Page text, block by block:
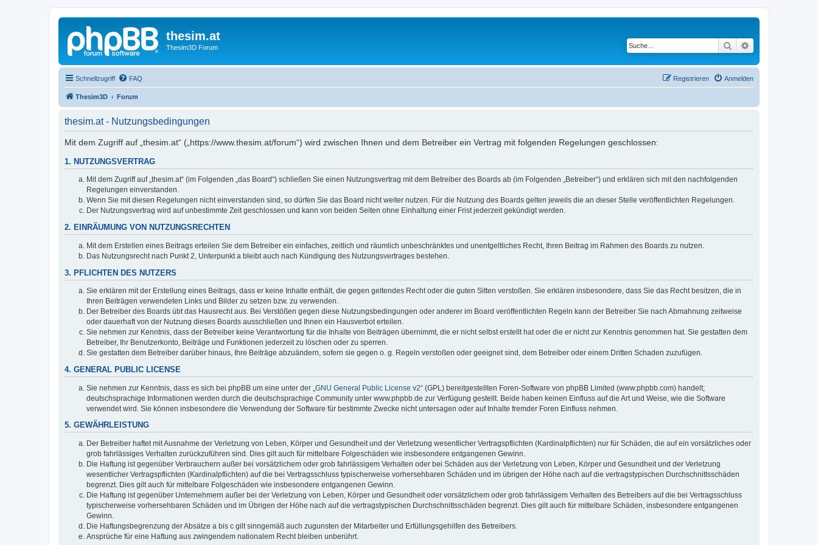
thesim.at
Thesim3D Forum Suche
Schnellzugriff FAQ Anmelden
Registrieren
Thesim3D Forum
thesim.at - Nutzungsbedingungen
Mit dem Zugriff auf „thesim.at“ („https://www.thesim.at/forum“) wird zwischen Ihnen und dem Betreiber ein Vertrag mit folgenden Regelungen geschlossen:
1. NUTZUNGSVERTRAG
Mit dem Zugriff auf „thesim.at“ (im Folgenden „das Board“) schließen Sie einen Nutzungsvertrag mit dem Betreiber des Boards ab (im Folgenden „Betreiber“) und erklären sich mit den nachfolgenden
Regelungen einverstanden.
Wenn Sie mit diesen Regelungen nicht einverstanden sind, so dürfen Sie das Board nicht weiter nutzen. Für die Nutzung des Boards gelten jeweils die an dieser Stelle veröffentlichten Regelungen.
Der Nutzungsvertrag wird auf unbestimmte Zeit geschlossen und kann von beiden Seiten ohne Einhaltung einer Frist jederzeit gekündigt werden.
2. EINRÄUMUNG VON NUTZUNGSRECHTEN
Mit dem Erstellen eines Beitrags erteilen Sie dem Betreiber ein einfaches, zeitlich und räumlich unbeschränktes und unentgeltliches Recht, Ihren Beitrag im Rahmen des Boards zu nutzen.
Das Nutzungsrecht nach Punkt 2, Unterpunkt a bleibt auch nach Kündigung des Nutzungsvertrages bestehen.
3. PFLICHTEN DES NUTZERS
Sie erklären mit der Erstellung eines Beitrags, dass er keine Inhalte enthält, die gegen geltendes Recht oder die guten Sitten verstoßen. Sie erklären insbesondere, dass Sie das Recht besitzen, die in
Ihren Beiträgen verwendeten Links und Bilder zu setzen bzw. zu verwenden.
Der Betreiber des Boards übt das Hausrecht aus. Bei Verstößen gegen diese Nutzungsbedingungen oder anderer im Board veröffentlichten Regeln kann der Betreiber Sie nach Abmahnung zeitweise
oder dauerhaft von der Nutzung dieses Boards ausschließen und Ihnen ein Hausverbot erteilen.
Sie nehmen zur Kenntnis, dass der Betreiber keine Verantwortung für die Inhalte von Beiträgen übernimmt, die er nicht selbst erstellt hat oder die er nicht zur Kenntnis genommen hat. Sie gestatten dem
Betreiber, Ihr Benutzerkonto, Beiträge und Funktionen jederzeit zu löschen oder zu sperren.
Sie gestatten dem Betreiber darüber hinaus, Ihre Beiträge abzuändern, sofern sie gegen o. g. Regeln verstoßen oder geeignet sind, dem Betreiber oder einem Dritten Schaden zuzufügen.
4. GENERAL PUBLIC LICENSE
Sie nehmen zur Kenntnis, dass es sich bei phpBB um eine unter der „ GNU General Public License v2“ (GPL) bereitgestellten Foren-Software von phpBB Limited (www.phpbb.com) handelt;
deutschsprachige Informationen werden durch die deutschsprachige Community unter www.phpbb.de zur Verfügung gestellt. Beide haben keinen Einfluss auf die Art und Weise, wie die Software
verwendet wird. Sie können insbesondere die Verwendung der Software für bestimmte Zwecke nicht untersagen oder auf Inhalte fremder Foren Einfluss nehmen.
5. GEWÄHRLEISTUNG
Der Betreiber haftet mit Ausnahme der Verletzung von Leben, Körper und Gesundheit und der Verletzung wesentlicher Vertragspflichten (Kardinalpflichten) nur für Schäden, die auf ein vorsätzliches oder
grob fahrlässiges Verhalten zurückzuführen sind. Dies gilt auch für mittelbare Folgeschäden wie insbesondere entgangenen Gewinn.
Die Haftung ist gegenüber Verbrauchern außer bei vorsätzlichem oder grob fahrlässigem Verhalten oder bei Schäden aus der Verletzung von Leben, Körper und Gesundheit und der Verletzung
wesentlicher Vertragspflichten (Kardinalpflichten) auf die bei Vertragsschluss typischerweise vorhersehbaren Schäden und im übrigen der Höhe nach auf die vertragstypischen Durchschnittsschäden
begrenzt. Dies gilt auch für mittelbare Folgeschäden wie insbesondere entgangenen Gewinn.
Die Haftung ist gegenüber Unternehmern außer bei der Verletzung von Leben, Körper und Gesundheit oder vorsätzlichem oder grob fahrlässigem Verhalten des Betreibers auf die bei Vertragsschluss
typischerweise vorhersehbaren Schäden und im Übrigen der Höhe nach auf die vertragstypischen Durchschnittsschäden begrenzt. Dies gilt auch für mittelbare Schäden, insbesondere entgangenen
Gewinn.
Die Haftungsbegrenzung der Absätze a bis c gilt sinngemäß auch zugunsten der Mitarbeiter und Erfüllungsgehilfen des Betreibers.
Ansprüche für eine Haftung aus zwingendem nationalem Recht bleiben unberührt.